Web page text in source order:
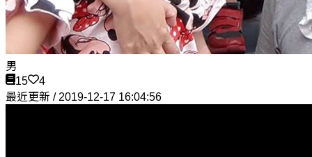
男
15
4
最近更新 / 2019-12-17 16:04:56